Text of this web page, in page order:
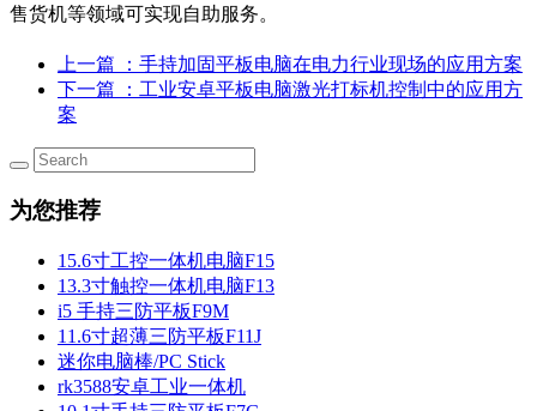
售货机等领域可实现自助服务。
上一篇
：手持加固平板电脑在电力行业现场的应用方案
下一篇
：工业安卓平板电脑激光打标机控制中的应用方
案
为您推荐
15.6寸工控一体机电脑F15
13.3寸触控一体机电脑F13
i5 手持三防平板F9M
11.6寸超薄三防平板F11J
迷你电脑棒/PC Stick
rk3588安卓工业一体机